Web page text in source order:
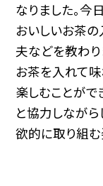
なりました。今
おいしいお茶
夫などを教わり
お茶を入れて
楽しむことが
と協力しなが
欲的に取り組む